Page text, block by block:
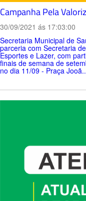
Campanha Pela
30/09/2021 ás 17:03:00
Secretaria Municipal de
parceria com Secretaria
Esportes e Lazer, com
finais de semana de
no dia 11/09 - Praça